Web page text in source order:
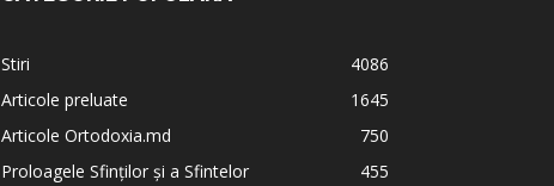
Stiri
4086
Articole preluate
1645
Articole Ortodoxia.md
750
Proloagele Sfinților și a Sfintelor
455